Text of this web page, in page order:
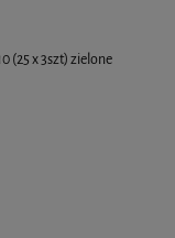
(25 x 3szt) zielone